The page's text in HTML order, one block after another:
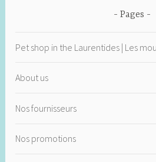
Pages
Pet shop in the Laurentides | Les
About us
Nos fournisseurs
Nos promotions